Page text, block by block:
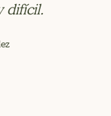
difícil.